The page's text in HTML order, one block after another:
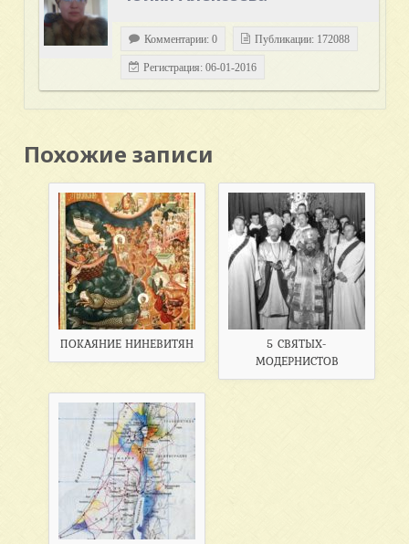
Комментарии: 0 Публикации: 172088
Регистрация: 06-01-2016
Похожие записи
ПОКАЯНИЕ НИНЕВИТЯН
5 СВЯТЫХ-
МОДЕРНИСТОВ